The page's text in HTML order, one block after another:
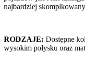
najbardziej
RODZAJE: Dostępne
wysokim połysku oraz